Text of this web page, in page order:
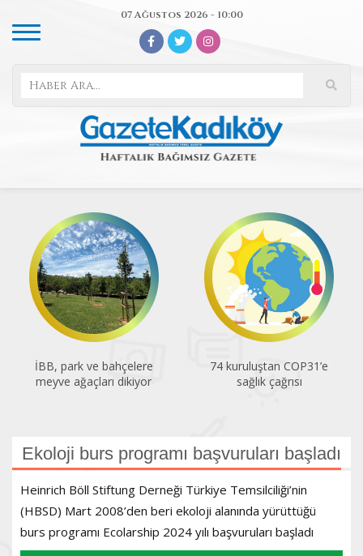
07 Ağustos 2026 - 10:00
İBB, park ve bahçelere
meyve ağaçları dikiyor
74 kuruluştan COP31’e
sağlık çağrısı
Ekoloji burs programı başvuruları başladı
Heinrich Böll Stiftung Derneği Türkiye Temsilciliği’nin
(HBSD) Mart 2008’den beri ekoloji alanında yürüttüğü
burs programı Ecolarship 2024 yılı başvuruları başladı